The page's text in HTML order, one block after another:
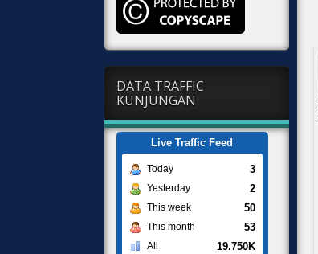
DATA TRAFFIC
KUNJUNGAN
Live Traffic Feed
Today 3
Yesterday 2
This week 50
This month 53
All 19.750K